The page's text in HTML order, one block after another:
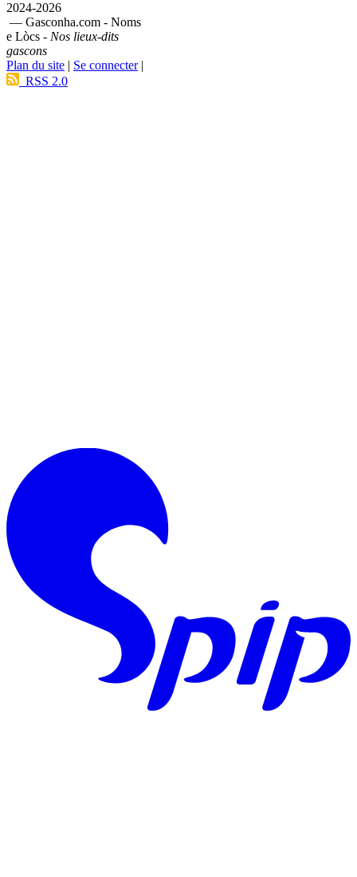
2024-2026
— Gasconha.com - Noms
e Lòcs - Nos lieux-dits
gascons
Plan du site | Se connecter|
RSS 2.0